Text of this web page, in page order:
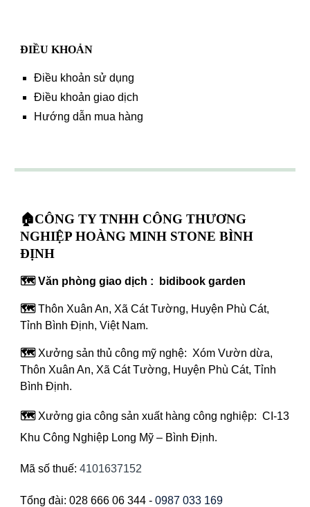
ĐIỀU KHOẢN
Điều khoản sử dụng
Điều khoản giao dịch
Hướng dẫn mua hàng
🏠CÔNG TY TNHH CÔNG THƯƠNG
NGHIỆP HOÀNG MINH STONE BÌNH
ĐỊNH
🗺️ Văn phòng giao dịch : bidibook garden
🗺️Thôn Xuân An, Xã Cát Tường, Huyện Phù Cát,
Tỉnh Bình Định, Việt Nam.
🗺️ Xưởng sản thủ công mỹ nghệ: Xóm Vườn dừa,
Thôn Xuân An, Xã Cát Tường, Huyện Phù Cát, Tỉnh
Bình Định.
🗺️ Xưởng gia công sản xuất hàng công nghiệp: CI-13
Khu Công Nghiệp Long Mỹ – Bình Định.
Mã số thuế:4101637152
Tổng đài: 028 666 06 344 -0987 033 169